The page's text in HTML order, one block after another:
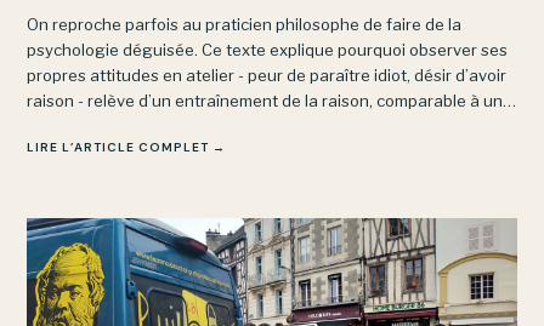
On reproche parfois au praticien philosophe de faire de la
psychologie déguisée. Ce texte explique pourquoi observer ses
propres attitudes en atelier - peur de paraître idiot, désir d’avoir
raison - relève d’un entraînement de la raison, comparable à un
LIRE L’ARTICLE COMPLET →